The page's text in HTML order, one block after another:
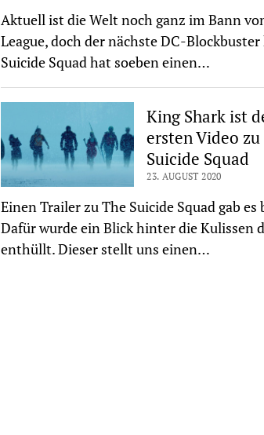
Aktuell ist die Welt noch ganz im Bann
League, doch der nächste DC-
Suicide Squad hat soeben einen…
King Shark ist
ersten Video zu
Suicide Squad
23. AUGUST 2020
Einen Trailer zu The Suicide Squad gab
Dafür wurde ein Blick hinter die Kulissen
enthüllt. Dieser stellt uns einen…